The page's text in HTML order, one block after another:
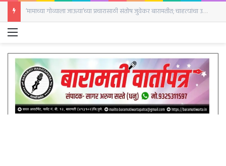
‘मामाच्या गोव्याला जाऊया’च्या प्रचारासाठी संतोष जुवेकर बारामतीत; चाहत्यांचा उत्स्फूर्त प्रतिसाद
Menu